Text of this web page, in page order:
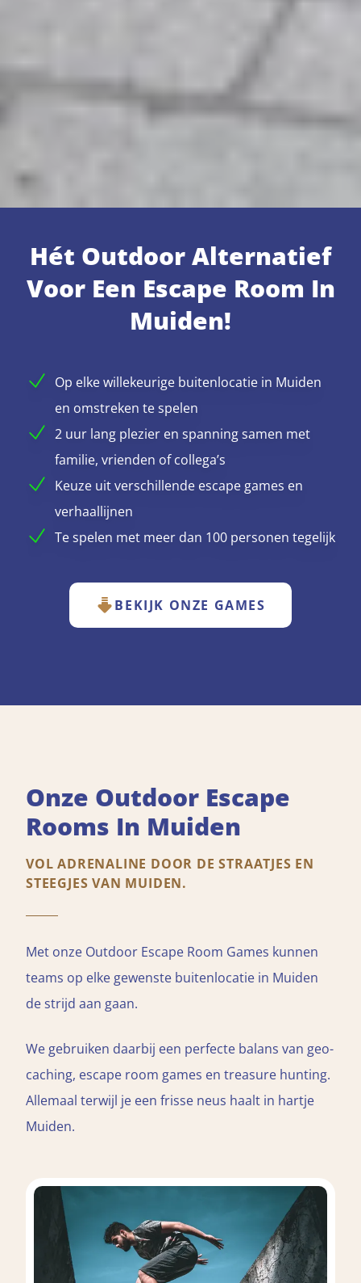
Hét Outdoor Alternatief
Voor Een Escape Room In
Muiden!
Op elke willekeurige buitenlocatie in Muiden
en omstreken te spelen
2 uur lang plezier en spanning samen met
familie, vrienden of collega’s
Keuze uit verschillende escape games en
verhaallijnen
Te spelen met meer dan 100 personen tegelijk
BEKIJK ONZE GAMES
Onze Outdoor Escape
Rooms In Muiden
VOL ADRENALINE DOOR DE STRAATJES EN
STEEGJES VAN MUIDEN.
Met onze Outdoor Escape Room Games kunnen
teams op elke gewenste buitenlocatie in Muiden
de strijd aan gaan.
We gebruiken daarbij een perfecte balans van geo-
caching, escape room games en treasure hunting.
Allemaal terwijl je een frisse neus haalt in hartje
Muiden.